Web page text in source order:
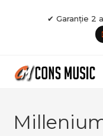
✔ Garanție 2